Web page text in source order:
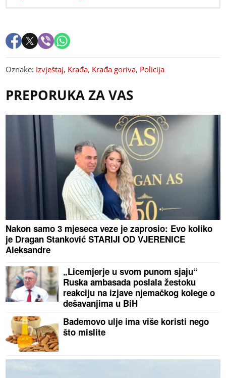
Oznake: Izvještaj, Krađa, Krađa goriva, Policija
PREPORUKA ZA VAS
Nakon samo 3 mjeseca veze je zaprosio: Evo koliko
je Dragan Stanković STARIJI OD VJERENICE
Aleksandre
„Licemjerje u svom punom sjaju“
Ruska ambasada poslala žestoku
reakciju na izjave njemačkog kolege o
dešavanjima u BiH
Bademovo ulje ima više koristi nego
što mislite